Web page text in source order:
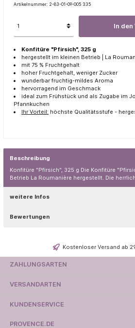
Artikelnummer: 2-83-01-09-005 335
In den
Konfitüre "Pfirsich", 325 g
hergestellt im kleinen Betrieb | La
mit 75 % Fruchtgehalt
hoher Fruchtgehalt, weniger Zucker
wunderbar fruchtig-mildes Aroma
hervorragend im Geschmack
ideal zum Frühstück und als Zugabe im
Pfannkuchen
Ihr Vorteil: höchste Qualitätsstufe -
Beschreibung
Konfitüre "Pfirsich", 325 g Die Konfitüre
Betrieb La Roumanière hergestellt. Die
weitere Infos
Bewertungen
Kostenloser Versand ab
KUNDENSERVICE
PROVENCE.DE
ZAHLUNGSARTEN
VERSANDARTEN